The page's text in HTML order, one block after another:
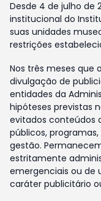
Desde 4 de julho de
institucional do
suas unidades
restrições
Nos três meses que
divulgação de
entidades da
hipóteses previstas
evitados conteúdos
públicos,
gestão.
estritamente
emergenciais ou de
caráter publicitário